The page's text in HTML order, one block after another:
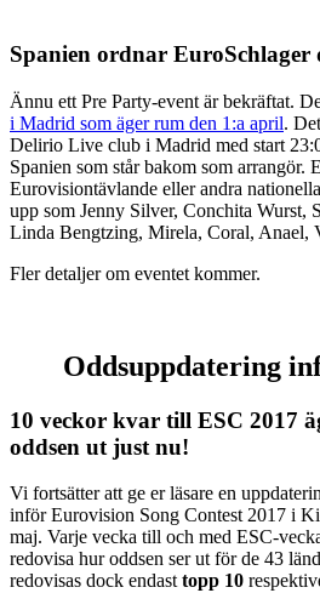
Spanien ordnar EuroSchlager
Ännu ett Pre Party-event är bekräftat.
i Madrid som äger rum den 1:a april.
Delirio Live club i Madrid med start
Spanien som står bakom som arrangör.
Eurovisiontävlande eller andra
upp som Jenny Silver, Conchita Wurst,
Linda Bengtzing, Mirela, Coral, Anael,
Fler detaljer om eventet kommer.
Oddsuppdatering
10 veckor kvar till ESC 2017
oddsen ut just nu!
Vi fortsätter att ge er läsare en
inför Eurovision Song Contest 2017 i
maj. Varje vecka till och med ESC-
redovisa hur oddsen ser ut för de 43
redovisas dock endast topp 10